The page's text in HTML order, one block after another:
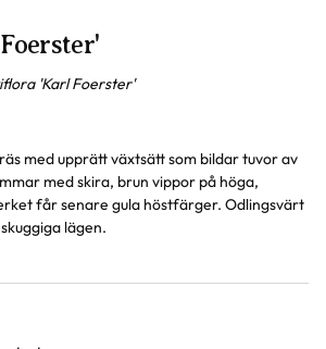
'Karl Foerster'
med upprätt växtsätt som bildar tuvor av
med skira, brun vippor på höga,
får senare gula höstfärger. Odlingsvärt
lägen.